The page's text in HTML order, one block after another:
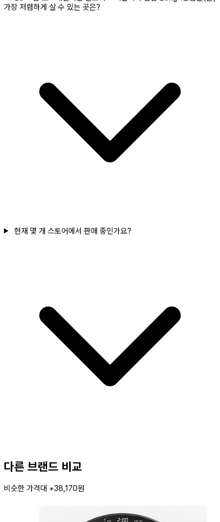
가장 저렴하게 살 수 있는 곳은?
현재 몇 개 스토어에서 판매 중인가요?
다른 브랜드 비교
비슷한 가격대 +38,170원